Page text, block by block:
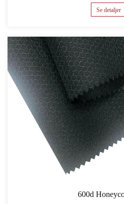
Se detaljer
600d